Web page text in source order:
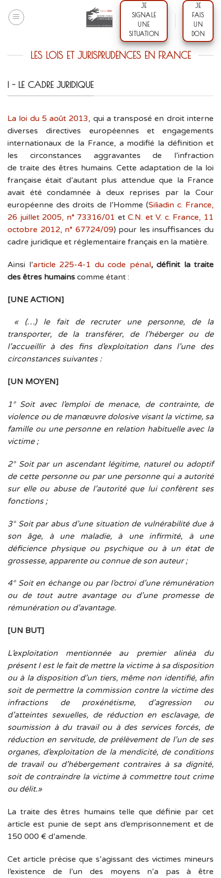
JE
SIGNALE
UNE
SITUATION
JE
FAIS
UN
DON
LES LOIS ET JURISPRUDENCES EN FRANCE
I - LE CADRE JURIDIQUE
La loi du 5 août 2013, qui a transposé en droit interne
diverses directives européennes et engagements
internationaux de la France, a modifié la définition et
les circonstances aggravantes de l’infraction
de traite des êtres humains. Cette adaptation de la loi
française était d’autant plus attendue que la France
avait été condamnée à deux reprises par la Cour
européenne des droits de l’Homme (Siliadin c. France,
26 juillet 2005, n° 73316/01 etC.N. et V. c. France, 11
octobre 2012, n° 67724/09) pour les insuffisances du
cadre juridique et réglementaire français en la matière.
Ainsi l’article 225-4-1 du code pénal, définit la traite
des êtres humains comme étant :
[UNE ACTION]
« (…) le fait de recruter une personne, de la
transporter, de la transférer, de l’héberger ou de
l’accueillir à des fins d’exploitation dans l’une des
circonstances suivantes :
[UN MOYEN]
1° Soit avec l’emploi de menace, de contrainte, de
violence ou de manœuvre dolosive visant la victime, sa
famille ou une personne en relation habituelle avec la
victime ;
2° Soit par un ascendant légitime, naturel ou adoptif
de cette personne ou par une personne qui a autorité
sur elle ou abuse de l’autorité que lui confèrent ses
fonctions ;
3° Soit par abus d’une situation de vulnérabilité due à
son âge, à une maladie, à une infirmité, à une
déficience physique ou psychique ou à un état de
grossesse, apparente ou connue de son auteur ;
4° Soit en échange ou par l’octroi d’une rémunération
ou de tout autre avantage ou d’une promesse de
rémunération ou d’avantage.
[UN BUT]
L’exploitation mentionnée au premier alinéa du
présent I est le fait de mettre la victime à sa disposition
ou à la disposition d’un tiers, même non identifié, afin
soit de permettre la commission contre la victime des
infractions de proxénétisme, d’agression ou
d’atteintes sexuelles, de réduction en esclavage, de
soumission à du travail ou à des services forcés, de
réduction en servitude, de prélèvement de l’un de ses
organes, d’exploitation de la mendicité, de conditions
de travail ou d’hébergement contraires à sa dignité,
soit de contraindre la victime à commettre tout crime
ou délit.»
La traite des êtres humains telle que définie par cet
article est punie de sept ans d’emprisonnement et de
150 000 € d’amende.
Cet article précise que s’agissant des victimes mineurs
l’existence de l’un des moyens n’a pas à être